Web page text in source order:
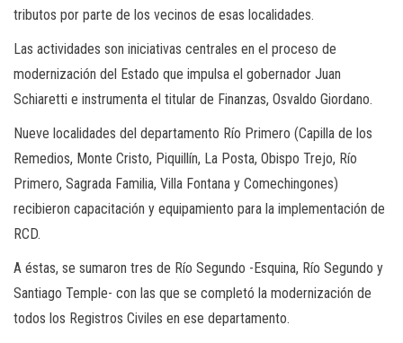
tributos por parte de los vecinos de esas localidades.
Las actividades son iniciativas centrales en el proceso de
modernización del Estado que impulsa el gobernador Juan
Schiaretti e instrumenta el titular de Finanzas, Osvaldo Giordano.
Nueve localidades del departamento Río Primero (Capilla de los
Remedios, Monte Cristo, Piquillín, La Posta, Obispo Trejo, Río
Primero, Sagrada Familia, Villa Fontana y Comechingones)
recibieron capacitación y equipamiento para la implementación de
RCD.
A éstas, se sumaron tres de Río Segundo -Esquina, Río Segundo y
Santiago Temple- con las que se completó la modernización de
todos los Registros Civiles en ese departamento.